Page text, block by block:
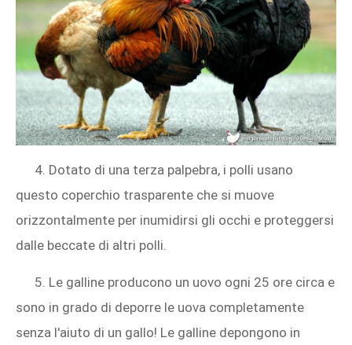
4. Dotato di una terza palpebra, i polli usano
questo coperchio trasparente che si muove
orizzontalmente per inumidirsi gli occhi e proteggersi
dalle beccate di altri polli.
5. Le galline producono un uovo ogni 25 ore circa e
sono in grado di deporre le uova completamente
senza l'aiuto di un gallo! Le galline depongono in